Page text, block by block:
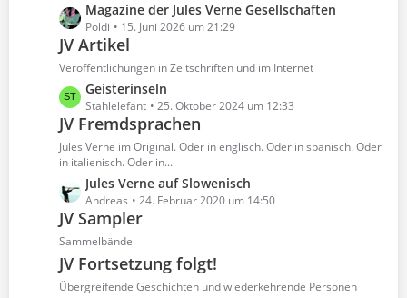
e
B
e
i
t
r
ä
g
e
L
e
z
e
B
e
i
r
ä
g
e
Magazine der Jules Verne Gesellschaften
Poldi 15. Juni 2026 um 21:29
JV Artikel
Veröffentlichungen in Zeitschriften und im Internet
L
e
z
t
B
e
i
r
ä
Geisterinseln
Stahlelefant 25. Oktober 2024 um 12:33
JV Fremdsprachen
Jules Verne im Original. Oder in englisch. Oder in spanisch. Oder
in italienisch. Oder in...
L
e
z
t
e
B
Jules Verne auf Slowenisch
Andreas 24. Februar 2020 um 14:50
JV Sampler
Sammelbände
JV Fortsetzung folgt!
Übergreifende Geschichten und wiederkehrende Personen